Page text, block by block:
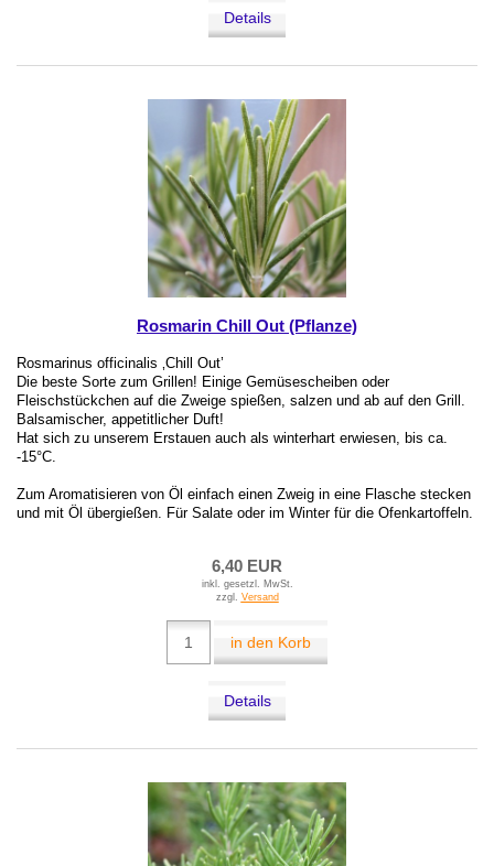
Details
Rosmarin Chill Out (Pflanze)
Rosmarinus officinalis ‚Chill Out’
Die beste Sorte zum Grillen! Einige Gemüsescheiben oder
Fleischstückchen auf die Zweige spießen, salzen und ab auf den Grill.
Balsamischer, appetitlicher Duft!
Hat sich zu unserem Erstauen auch als winterhart erwiesen, bis ca.
-15°C.
Zum Aromatisieren von Öl einfach einen Zweig in eine Flasche stecken
und mit Öl übergießen. Für Salate oder im Winter für die Ofenkartoffeln.
6,40 EUR
inkl. gesetzl. MwSt.
zzgl. Versand
in den Korb
Details